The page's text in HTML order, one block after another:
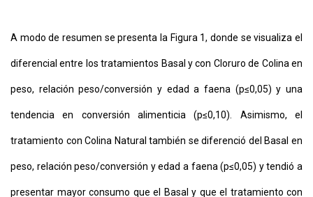
A modo de resumen se presenta la Figura 1, donde se visualiza el
diferencial entre los tratamientos Basal y con Cloruro de Colina en
peso, relación peso/conversión y edad a faena (p≤0,05) y una
tendencia en conversión alimenticia (p≤0,10). Asimismo, el
tratamiento con Colina Natural también se diferenció del Basal en
peso, relación peso/conversión y edad a faena (p≤0,05) y tendió a
presentar mayor consumo que el Basal y que el tratamiento con